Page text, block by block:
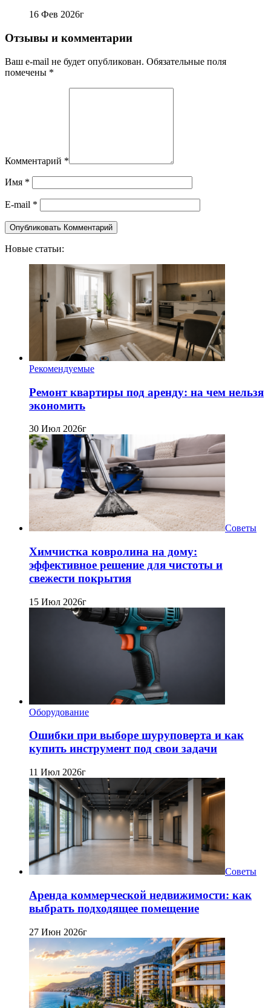
16 Фев 2026г
Отзывы и комментарии
Ваш e-mail не будет опубликован. Обязательные поля
помечены *
Комментарий *
Имя *
E-mail *
Новые статьи:
Рекомендуемые
Ремонт квартиры под аренду: на чем нельзя
экономить
30 Июл 2026г
Советы
Химчистка ковролина на дому:
эффективное решение для чистоты и
свежести покрытия
15 Июл 2026г
Оборудование
Ошибки при выборе шуруповерта и как
купить инструмент под свои задачи
11 Июл 2026г
Советы
Аренда коммерческой недвижимости: как
выбрать подходящее помещение
27 Июн 2026г